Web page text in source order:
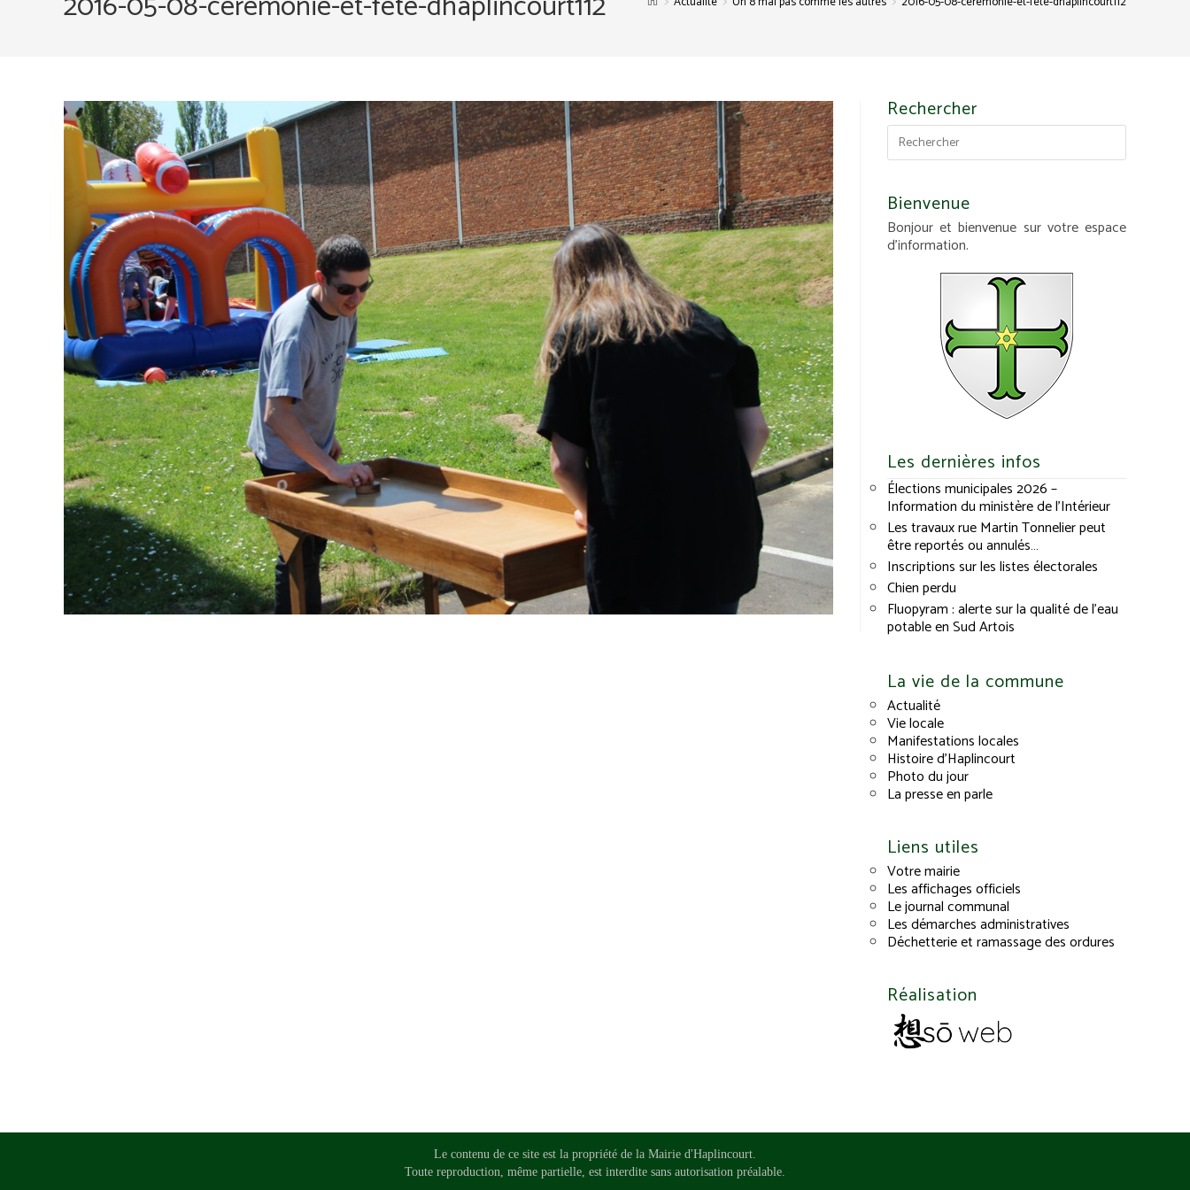
Rechercher
Bienvenue
Bonjour et bienvenue sur votre espace
d'information.
Les dernières infos
Élections municipales 2026 –
Information du ministère de l’Intérieur
Les travaux rue Martin Tonnelier peut
être reportés ou annulés…
Inscriptions sur les listes électorales
Chien perdu
Fluopyram : alerte sur la qualité de l’eau
potable en Sud Artois
La vie de la commune
Actualité
Vie locale
Manifestations locales
Histoire d’Haplincourt
Photo du jour
La presse en parle
Liens utiles
Votre mairie
Les affichages officiels
Le journal communal
Les démarches administratives
Déchetterie et ramassage des ordures
Réalisation
Le contenu de ce site est la propriété de la Mairie d'Haplincourt.
Toute reproduction, même partielle, est interdite sans autorisation préalable.